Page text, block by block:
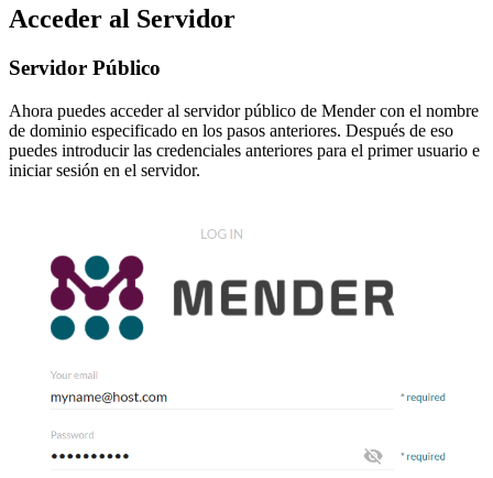
Acceder al Servidor
Servidor Público
Ahora puedes acceder al servidor público de Mender con el nombre
de dominio especificado en los pasos anteriores. Después de eso
puedes introducir las credenciales anteriores para el primer usuario e
iniciar sesión en el servidor.